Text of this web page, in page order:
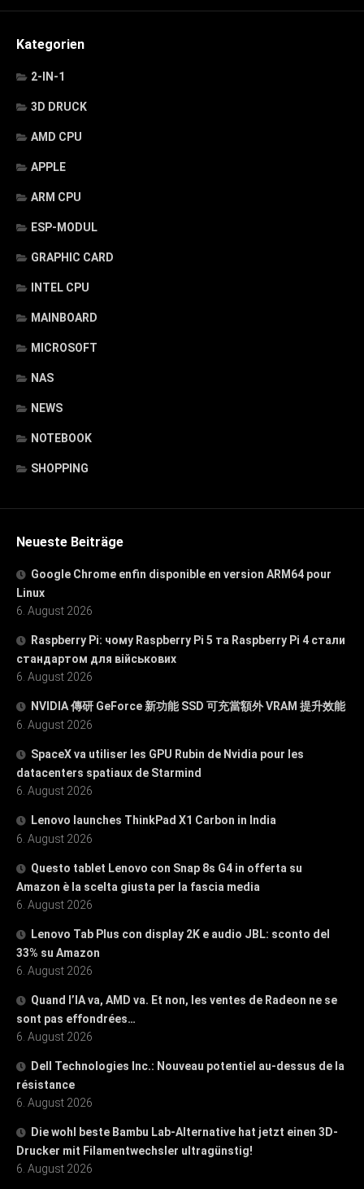
Kategorien
2-IN-1
3D DRUCK
AMD CPU
APPLE
ARM CPU
ESP-MODUL
GRAPHIC CARD
INTEL CPU
MAINBOARD
MICROSOFT
NAS
NEWS
NOTEBOOK
SHOPPING
Neueste Beiträge
Google Chrome enfin disponible en version ARM64 pour
Linux
6. August 2026
Raspberry Pi: чому Raspberry Pi 5 та Raspberry Pi 4 стали
стандартом для військових
6. August 2026
NVIDIA 傳研 GeForce 新功能 SSD 可充當額外 VRAM 提升效能
6. August 2026
SpaceX va utiliser les GPU Rubin de Nvidia pour les
datacenters spatiaux de Starmind
6. August 2026
Lenovo launches ThinkPad X1 Carbon in India
6. August 2026
Questo tablet Lenovo con Snap 8s G4 in offerta su
Amazon è la scelta giusta per la fascia media
6. August 2026
Lenovo Tab Plus con display 2K e audio JBL: sconto del
33% su Amazon
6. August 2026
Quand l’IA va, AMD va. Et non, les ventes de Radeon ne se
sont pas effondrées…
6. August 2026
Dell Technologies Inc.: Nouveau potentiel au-dessus de la
résistance
6. August 2026
Die wohl beste Bambu Lab-Alternative hat jetzt einen 3D-
Drucker mit Filamentwechsler ultragünstig!
6. August 2026